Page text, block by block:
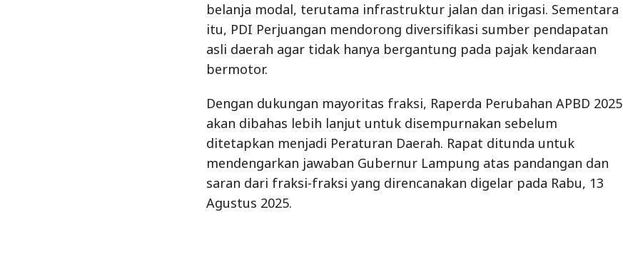
belanja modal, terutama infrastruktur jalan dan irigasi. Sementara
itu, PDI Perjuangan mendorong diversifikasi sumber pendapatan
asli daerah agar tidak hanya bergantung pada pajak kendaraan
bermotor.
Dengan dukungan mayoritas fraksi, Raperda Perubahan APBD 2025
akan dibahas lebih lanjut untuk disempurnakan sebelum
ditetapkan menjadi Peraturan Daerah. Rapat ditunda untuk
mendengarkan jawaban Gubernur Lampung atas pandangan dan
saran dari fraksi-fraksi yang direncanakan digelar pada Rabu, 13
Agustus 2025.